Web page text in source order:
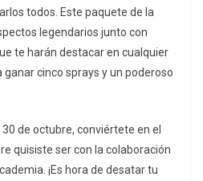
todos. Este paquete de la
legendarios junto con
te harán destacar en cualquier
cinco sprays y un poderoso
30 de octubre, conviértete en el
quisiste ser con la colaboración
¡Es hora de desatar tu